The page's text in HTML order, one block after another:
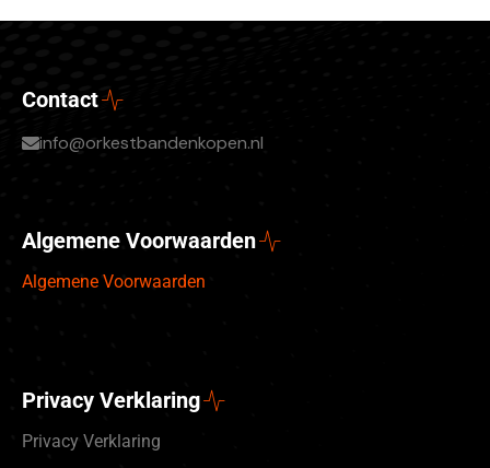
Contact
info@orkestbandenkopen.nl
Algemene Voorwaarden
Algemene Voorwaarden
Privacy Verklaring
Privacy Verklaring